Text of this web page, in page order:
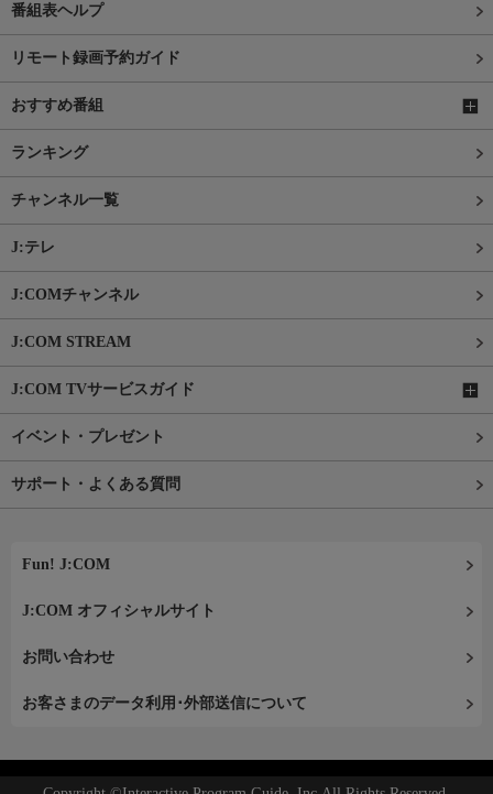
番組表ヘルプ
リモート録画予約ガイド
おすすめ番組
ランキング
チャンネル一覧
J:テレ
J:COMチャンネル
J:COM STREAM
J:COM TVサービスガイド
イベント・プレゼント
サポート・よくある質問
Fun! J:COM
J:COM オフィシャルサイト
お問い合わせ
お客さまのデータ利用･外部送信について